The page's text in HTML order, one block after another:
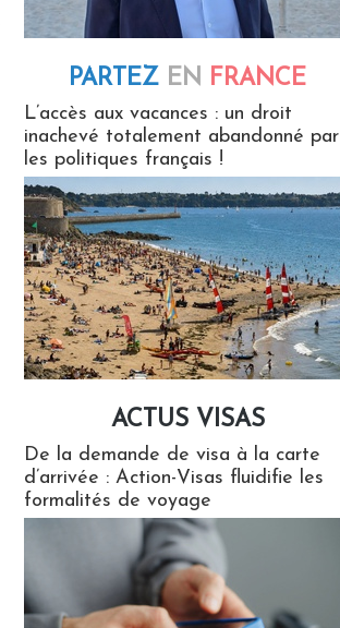
PARTEZ EN FRANCE
L’accès aux vacances : un droit
inachevé totalement abandonné par
les politiques français !
ACTUS VISAS
De la demande de visa à la carte
d’arrivée : Action-Visas fluidifie les
formalités de voyage